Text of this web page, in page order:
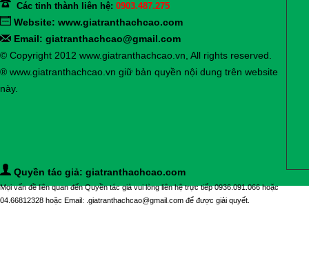
Các tỉnh thành liên hệ: 0903.487.275
Website: www.giatranthachcao.com
Email: giatranthachcao@gmail.com
© Copyright 2012 www.giatranthachcao.vn, All rights reserved.
® www.giatranthachcao.vn giữ bản quyền nội dung trên website
này.
Quyền tác giả: giatranthachcao.com
Mọi vấn đề liên quan đến Quyền tác giả vui lòng liên hệ trực tiếp 0936.091.066 hoặc
04.66812328 hoặc Email: .giatranthachcao@gmail.com để được giải quyết.